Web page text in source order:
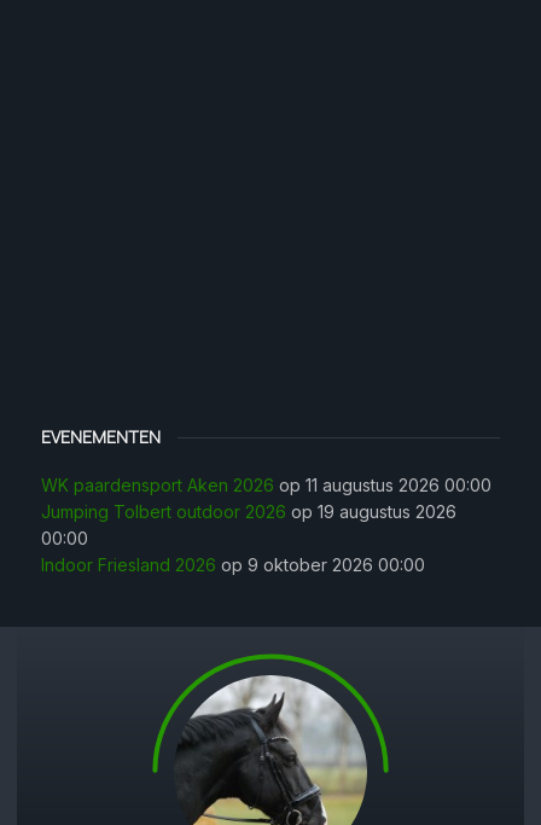
EVENEMENTEN
WK paardensport Aken 2026 op 11 augustus 2026 00:00
Jumping Tolbert outdoor 2026 op 19 augustus 2026
00:00
Indoor Friesland 2026 op 9 oktober 2026 00:00